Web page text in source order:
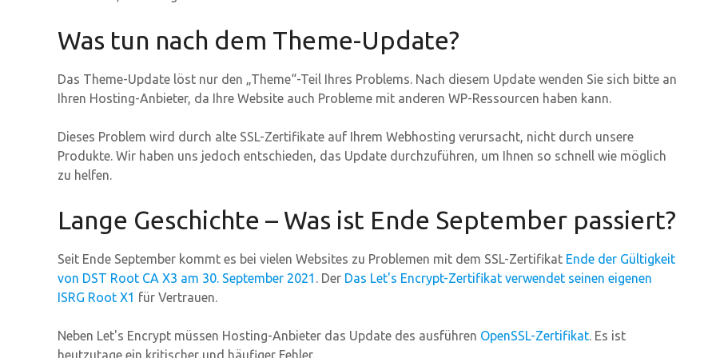
Was tun nach dem Theme-Update?
Das Theme-Update löst nur den „Theme“-Teil Ihres Problems. Nach diesem Update wenden Sie sich bitte an
Ihren Hosting-Anbieter, da Ihre Website auch Probleme mit anderen WP-Ressourcen haben kann.
Dieses Problem wird durch alte SSL-Zertifikate auf Ihrem Webhosting verursacht, nicht durch unsere
Produkte. Wir haben uns jedoch entschieden, das Update durchzuführen, um Ihnen so schnell wie möglich
zu helfen.
Lange Geschichte – Was ist Ende September passiert?
Seit Ende September kommt es bei vielen Websites zu Problemen mit dem SSL-Zertifikat Ende der Gültigkeit
von DST Root CA X3 am 30. September 2021 . Der Das Let's Encrypt-Zertifikat verwendet seinen eigenen
ISRG Root X1 für Vertrauen.
Neben Let's Encrypt müssen Hosting-Anbieter das Update des ausführen OpenSSL-Zertifikat. Es ist
heutzutage ein kritischer und häufiger Fehler.